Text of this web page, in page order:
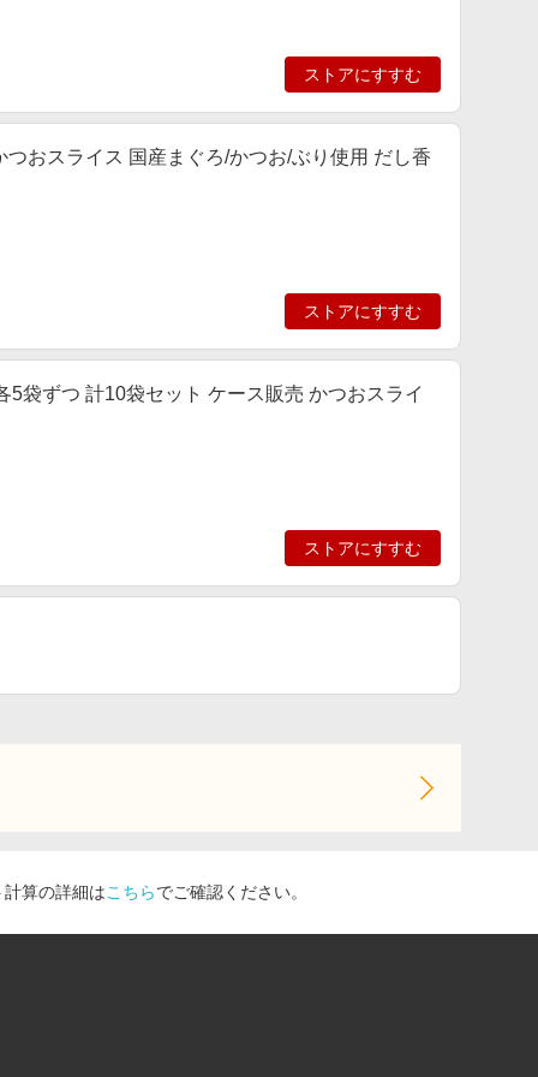
ストアにすすむ
おスライス 国産まぐろ/かつお/ぶり使用 だし香
ストアにすすむ
袋ずつ 計10袋セット ケース販売 かつおスライ
ストアにすすむ
算の詳細はこちらでご確認ください。